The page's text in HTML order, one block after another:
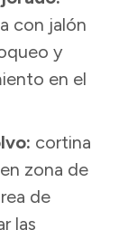
con jalón
y
en el
cortina
zona de
de
las